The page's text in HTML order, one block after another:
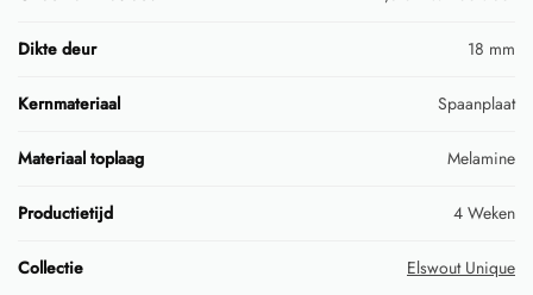
Dikte deur 18 mm
Kernmateriaal Spaanplaat
Materiaal toplaag Melamine
Productietijd 4 Weken
Collectie Elswout Unique